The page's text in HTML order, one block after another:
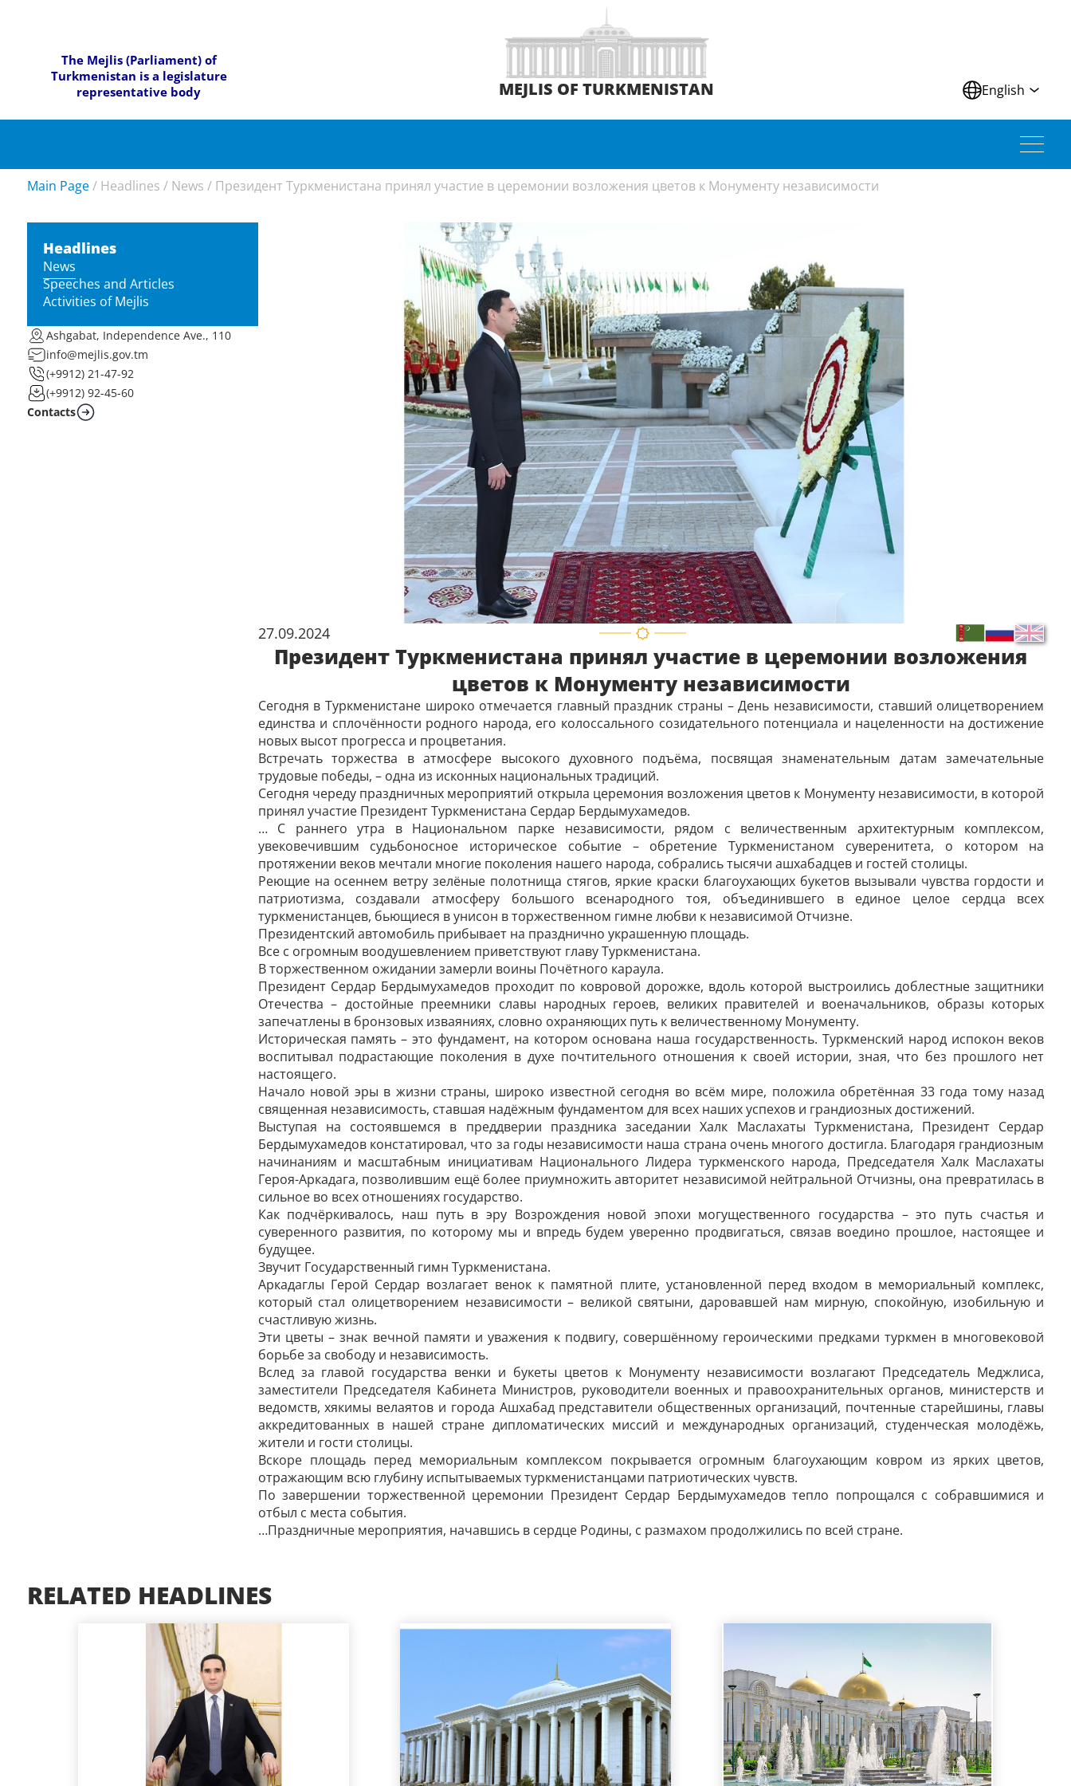
The Mejlis (Parliament) of
Turkmenistan is a legislature
representative body
MEJLIS OF TURKMENISTAN English
Main Page / Headlines / News / Президент Туркменистана принял участие в церемонии возложения цветов к Монументу независимости
Headlines
News
Speeches and Articles
Activities of Mejlis
Ashgabat, Independence Ave., 110
info@mejlis.gov.tm
(+9912) 21-47-92
(+9912) 92-45-60
Contacts
27.09.2024
Президент Туркменистана принял участие в церемонии возложения
цветов к Монументу независимости
Сегодня в Туркменистане широко отмечается главный праздник страны – День независимости, ставший олицетворением
единства и сплочённости родного народа, его колоссального созидательного потенциала и нацеленности на достижение
новых высот прогресса и процветания.
Встречать торжества в атмосфере высокого духовного подъёма, посвящая знаменательным датам замечательные
трудовые победы, – одна из исконных национальных традиций.
Сегодня череду праздничных мероприятий открыла церемония возложения цветов к Монументу независимости, в которой
принял участие Президент Туркменистана Сердар Бердымухамедов.
… С раннего утра в Национальном парке независимости, рядом с величественным архитектурным комплексом,
увековечившим судьбоносное историческое событие – обретение Туркменистаном суверенитета, о котором на
протяжении веков мечтали многие поколения нашего народа, собрались тысячи ашхабадцев и гостей столицы.
Реющие на осеннем ветру зелёные полотнища стягов, яркие краски благоухающих букетов вызывали чувства гордости и
патриотизма, создавали атмосферу большого всенародного тоя, объединившего в единое целое сердца всех
туркменистанцев, бьющиеся в унисон в торжественном гимне любви к независимой Отчизне.
Президентский автомобиль прибывает на празднично украшенную площадь.
Все с огромным воодушевлением приветствуют главу Туркменистана.
В торжественном ожидании замерли воины Почётного караула.
Президент Сердар Бердымухамедов проходит по ковровой дорожке, вдоль которой выстроились доблестные защитники
Отечества – достойные преемники славы народных героев, великих правителей и военачальников, образы которых
запечатлены в бронзовых изваяниях, словно охраняющих путь к величественному Монументу.
Историческая память – это фундамент, на котором основана наша государственность. Туркменский народ испокон веков
воспитывал подрастающие поколения в духе почтительного отношения к своей истории, зная, что без прошлого нет
настоящего.
Начало новой эры в жизни страны, широко известной сегодня во всём мире, положила обретённая 33 года тому назад
священная независимость, ставшая надёжным фундаментом для всех наших успехов и грандиозных достижений.
Выступая на состоявшемся в преддверии праздника заседании Халк Маслахаты Туркменистана, Президент Сердар
Бердымухамедов констатировал, что за годы независимости наша страна очень многого достигла. Благодаря грандиозным
начинаниям и масштабным инициативам Национального Лидера туркменского народа, Председателя Халк Маслахаты
Героя-Аркадага, позволившим ещё более приумножить авторитет независимой нейтральной Отчизны, она превратилась в
сильное во всех отношениях государство.
Как подчёркивалось, наш путь в эру Возрождения новой эпохи могущественного государства – это путь счастья и
суверенного развития, по которому мы и впредь будем уверенно продвигаться, связав воедино ­прошлое, настоящее и
будущее.
Звучит Государственный гимн Туркменистана.
Аркадаглы Герой Сердар возлагает венок к памятной плите, установленной перед входом в мемориальный комплекс,
который стал олицетворением независимости – великой святыни, даровавшей нам мирную, спокойную, изобильную и
счастливую жизнь.
Эти цветы – знак вечной памяти и уважения к подвигу, совершённому героическими предками туркмен в многовековой
борьбе за свободу и ­независимость.
Вслед за главой государства венки и букеты цветов к Монументу независимости возлагают Председатель Меджлиса,
заместители Председателя Кабинета Министров, руководители военных и правоохранительных органов, министерств и
ведомств, хякимы велаятов и города Ашхабад представители общественных организаций, почтенные старейшины, главы
аккредитованных в нашей стране дипломатических миссий и международных организаций, студенческая молодёжь,
жители и гости столицы.
Вскоре площадь перед мемориальным комплексом покрывается огромным благоухающим ковром из ярких цветов,
отражающим всю глубину испытываемых туркменистанцами патриотических чувств.
По завершении торжественной церемонии Президент Сердар Бердымухамедов тепло попрощался с собравшимися и
отбыл с места события.
…Праздничные мероприятия, начавшись в сердце Родины, с размахом продолжились по всей стране.
RELATED HEADLINES